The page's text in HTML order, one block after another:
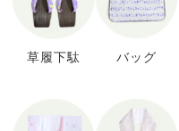
草履下駄 バッグ